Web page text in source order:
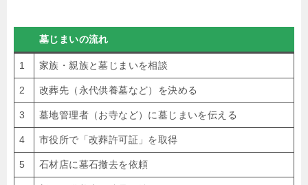
墓じまいの流れ
1 家族・親族と墓じまいを相談
2 改葬先（永代供養墓など）を決める
3 墓地管理者（お寺など）に墓じまいを伝える
4 市役所で「改葬許可証」を取得
5 石材店に墓石撤去を依頼